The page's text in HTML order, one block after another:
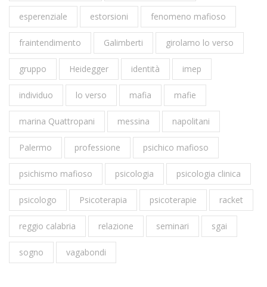
esperenziale estorsioni fenomeno mafioso
fraintendimento Galimberti girolamo lo verso
gruppo Heidegger identità imep
individuo lo verso mafia mafie
marina Quattropani messina napolitani
Palermo professione psichico mafioso
psichismo mafioso psicologia psicologia clinica
psicologo Psicoterapia psicoterapie racket
reggio calabria relazione seminari sgai
sogno vagabondi